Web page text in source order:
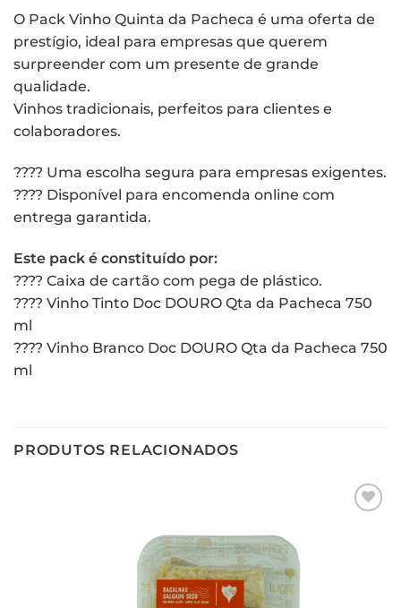
O Pack Vinho Quinta da Pacheca é uma oferta de
prestígio, ideal para empresas que querem
surpreender com um presente de grande
qualidade.
Vinhos tradicionais, perfeitos para clientes e
colaboradores.
???? Uma escolha segura para empresas exigentes.
???? Disponível para encomenda online com
entrega garantida.
Este pack é constituído por:
???? Caixa de cartão com pega de plástico.
???? Vinho Tinto Doc DOURO Qta da Pacheca 750
ml
???? Vinho Branco Doc DOURO Qta da Pacheca 750
ml
PRODUTOS RELACIONADOS